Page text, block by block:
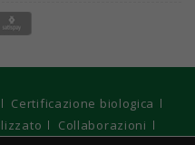
Certificazione biologica
Collaborazioni